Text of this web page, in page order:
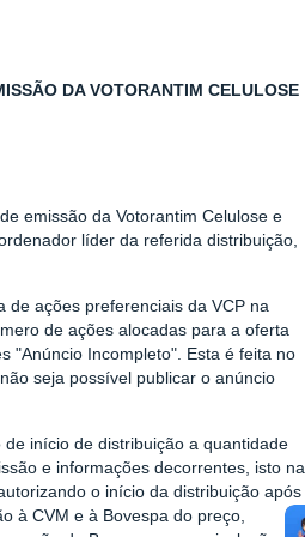
DA VOTORANTIM CELULOSE
emissão da Votorantim Celulose e
líder da referida distribuição,
de ações preferenciais da VCP na
de ações alocadas para a oferta
"Anúncio Incompleto". Esta é feita no
seja possível publicar o anúncio
início de distribuição a quantidade
e informações decorrentes, isto na
o início da distribuição após
à CVM e à Bovespa do preço,